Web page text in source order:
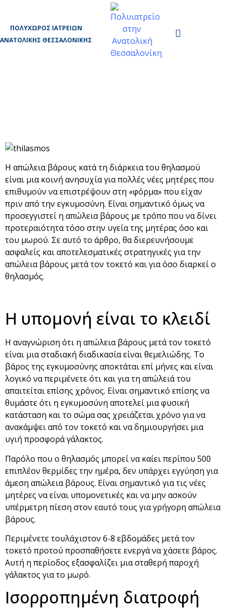
ΠΟΛΥΧΏΡΟΣ ΙΑΤΡΕΊΩΝ
ΑΝΑΤΟΛΙΚΉΣ ΘΕΣΣΑΛΟΝΊΚΗΣ
Η απώλεια βάρους κατά τη διάρκεια του θηλασμού
είναι μια κοινή ανησυχία για πολλές νέες μητέρες που
επιθυμούν να επιστρέψουν στη «φόρμα» που είχαν
πριν από την εγκυμοσύνη. Είναι σημαντικό όμως να
προσεγγιστεί η απώλεια βάρους με τρόπο που να δίνει
προτεραιότητα τόσο στην υγεία της μητέρας όσο και
του μωρού. Σε αυτό το άρθρο, θα διερευνήσουμε
ασφαλείς και αποτελεσματικές στρατηγικές για την
απώλεια βάρους μετά τον τοκετό και για όσο διαρκεί ο
θηλασμός.
Η υπομονή είναι το κλειδί
Η αναγνώριση ότι η απώλεια βάρους μετά τον τοκετό
είναι μια σταδιακή διαδικασία είναι θεμελιώδης. Το
βάρος της εγκυμοσύνης αποκτάται επί μήνες και είναι
λογικό να περιμένετε ότι και για τη απώλειά του
απαιτείται επίσης χρόνος. Είναι σημαντικό επίσης να
θυμάστε ότι η εγκυμοσύνη αποτελεί μια φυσική
κατάσταση και το σώμα σας χρειάζεται χρόνο για να
ανακάμψει από τον τοκετό και να δημιουργήσει μια
υγιή προσφορά γάλακτος.
Παρόλο που ο θηλασμός μπορεί να καίει περίπου 500
επιπλέον θερμίδες την ημέρα, δεν υπάρχει εγγύηση για
άμεση απώλεια βάρους. Είναι σημαντικό για τις νέες
μητέρες να είναι υπομονετικές και να μην ασκούν
υπέρμετρη πίεση στον εαυτό τους για γρήγορη απώλεια
βάρους.
Περιμένετε τουλάχιστον 6-8 εβδομάδες μετά τον
τοκετό προτού προσπαθήσετε ενεργά να χάσετε βάρος.
Αυτή η περίοδος εξασφαλίζει μια σταθερή παροχή
γάλακτος για το μωρό.
Ισορροπημένη διατροφή